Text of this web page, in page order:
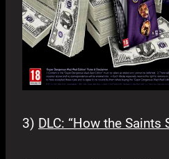
3) DLC: “How the Saints